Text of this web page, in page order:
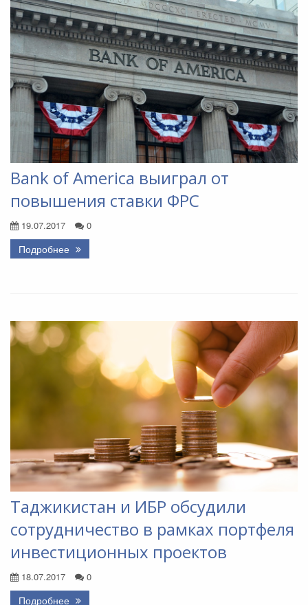
Bank of America выиграл от
повышения ставки ФРС
19.07.2017 0
Подробнее
Таджикистан и ИБР обсудили
сотрудничество в рамках портфеля
инвестиционных проектов
18.07.2017 0
Подробнее